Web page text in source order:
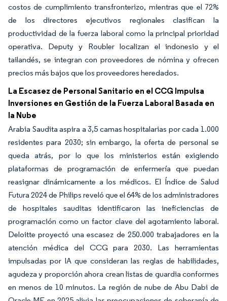
costos de cumplimiento transfronterizo, mientras que el 72%
de los directores ejecutivos regionales clasifican la
productividad de la fuerza laboral como la principal prioridad
operativa. Deputy y Roubler localizan el indonesio y el
tailandés, se integran con proveedores de nómina y ofrecen
precios más bajos que los proveedores heredados.
La Escasez de Personal Sanitario en el CCG Impulsa
Inversiones en Gestión de la Fuerza Laboral Basada en
la Nube
Arabia Saudita aspira a 3,5 camas hospitalarias por cada 1.000
residentes para 2030; sin embargo, la oferta de personal se
queda atrás, por lo que los ministerios están exigiendo
plataformas de programación de enfermería que puedan
reasignar dinámicamente a los médicos. El Índice de Salud
Futura 2024 de Philips reveló que el 64% de los administradores
de hospitales sauditas identificaron las ineficiencias de
programación como un factor clave del agotamiento laboral.
Deloitte proyectó una escasez de 250.000 trabajadores en la
atención médica del CCG para 2030. Las herramientas
impulsadas por IA que consideran las reglas de habilidades,
agudeza y proporción ahora crean listas de guardia conformes
en menos de 10 minutos. La región de nube de Abu Dabi de